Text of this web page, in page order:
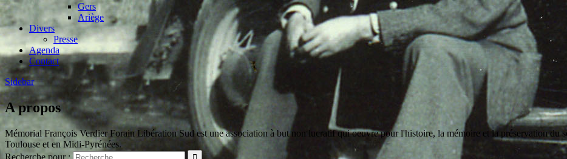
Gers
Ariège
Divers
Presse
Agenda
Contact
Sidebar
A propos
Mémorial François Verdier Forain Libération Sud est une association à but non lucratif qui oeuvre pour l'histoire, la mémoire et la préservation du
Toulouse et en Midi-Pyrénées.
Recherche pour :